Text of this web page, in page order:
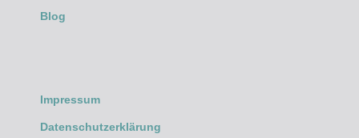
Blog
Impressum
Datenschutzerklärung